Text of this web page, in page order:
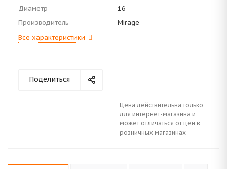
Диаметр
16
Производитель
Mirage
Все характеристики
Поделиться
Цена действительна только
для интернет-магазина и
может отличаться от цен в
розничных магазинах